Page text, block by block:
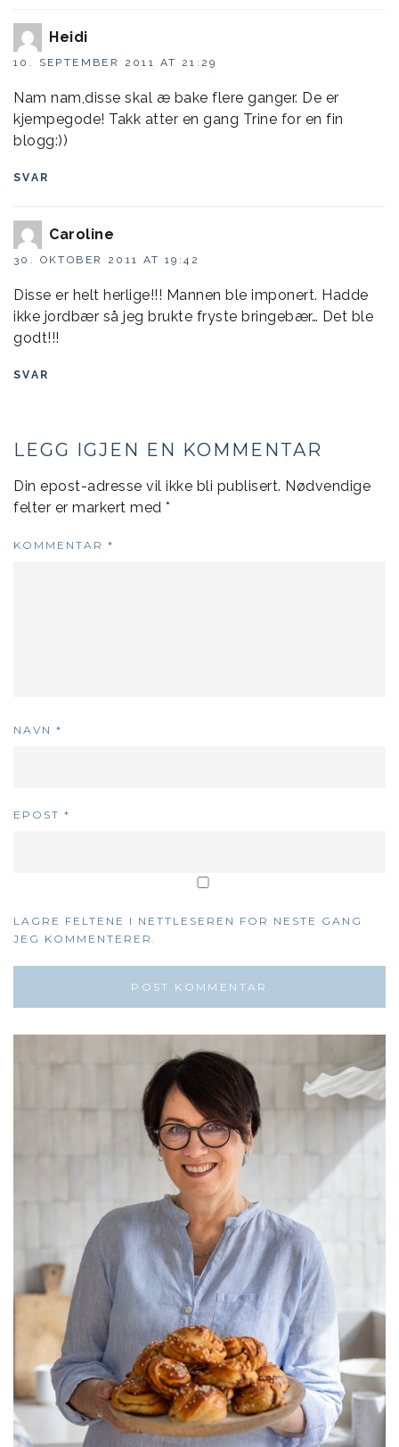
Heidi
10. SEPTEMBER 2011 AT 21:29
Nam nam,disse skal æ bake flere ganger. De er
kjempegode! Takk atter en gang Trine for en fin
blogg:))
SVAR
Caroline
30. OKTOBER 2011 AT 19:42
Disse er helt herlige!!! Mannen ble imponert. Hadde
ikke jordbær så jeg brukte fryste bringebær… Det ble
godt!!!
SVAR
LEGG IGJEN EN KOMMENTAR
Din epost-adresse vil ikke bli publisert. Nødvendige
felter er markert med *
KOMMENTAR *
NAVN *
EPOST *
LAGRE FELTENE I NETTLESEREN FOR NESTE GANG
JEG KOMMENTERER.